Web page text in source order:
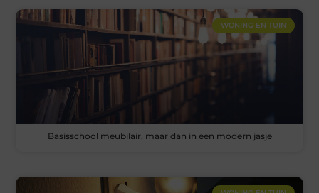
WONING EN TUIN
Basisschool meubilair, maar dan in een modern jasje